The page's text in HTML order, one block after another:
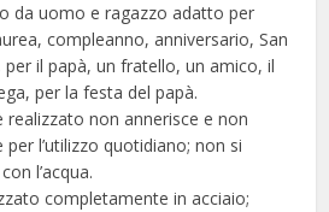
da uomo e ragazzo adatto per
compleanno, anniversario, San
il papà, un fratello, un amico, il
per la festa del papà.
realizzato non annerisce e non
per l’utilizzo quotidiano; non si
l’acqua.
completamente in acciaio;